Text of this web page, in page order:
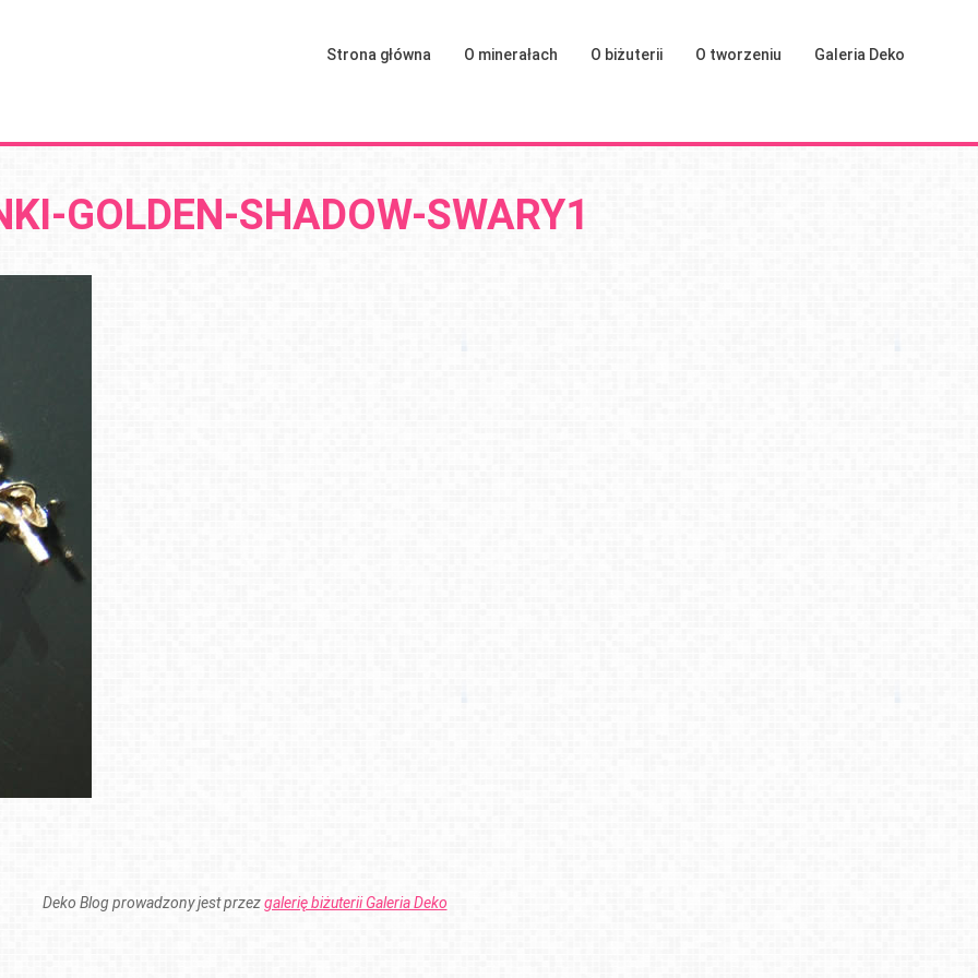
Strona główna O minerałach O biżuterii O tworzeniu Galeria Deko
GOLDEN-SHADOW-SWARY1
Deko Blog prowadzony jest przezgalerię biżuterii Galeria Deko